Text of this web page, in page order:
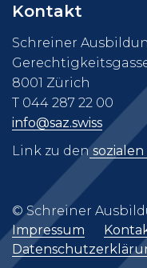
Kontakt
Schreiner
8001 Zürich
T 044 287 22 00
info@saz.swiss
Link zu densozialen
© Schreiner
Impressum